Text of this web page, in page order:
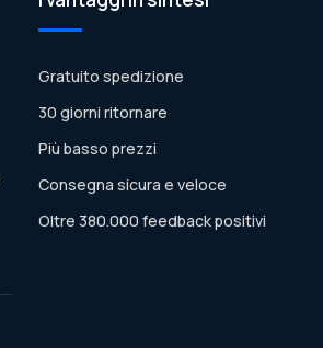
Gratuito spedizione
30 giorni ritornare
Più basso prezzi
Consegna sicura e veloce
Oltre 380.000 feedback positivi